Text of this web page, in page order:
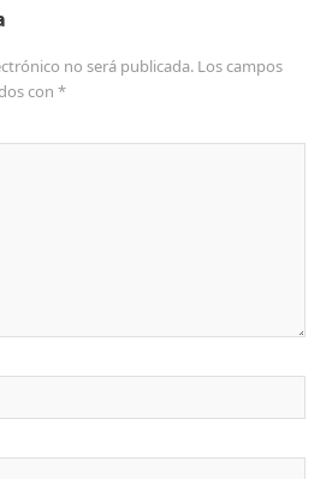
no será publicada. Los campos
con*